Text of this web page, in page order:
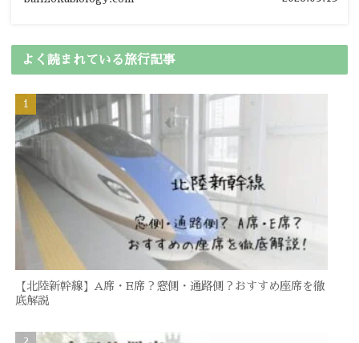
よく読まれている旅行記事
【北陸新幹線】A席・E席？窓側・通路側？おすすめ座席を徹
底解説